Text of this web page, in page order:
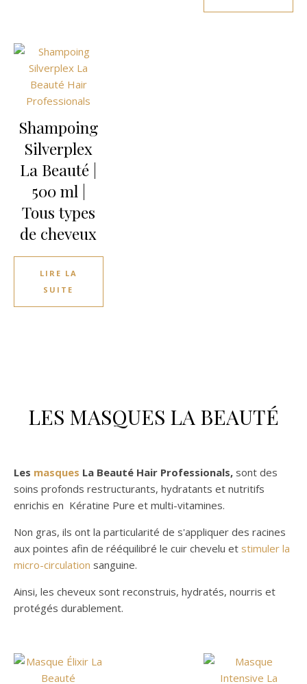
Shampoing
Silverplex
La Beauté |
500 ml |
Tous types
de cheveux
LIRE LA
SUITE
LES MASQUES LA BEAUTÉ
Les masques La Beauté Hair Professionals, sont des
soins profonds restructurants, hydratants et nutritifs
enrichis en Kératine Pure et multi-vitamines.
Non gras, ils ont la particularité de s'appliquer des racines
aux pointes afin de rééquilibré le cuir chevelu et stimuler la
micro-circulation sanguine.
Ainsi, les cheveux sont reconstruis, hydratés, nourris et
protégés durablement.